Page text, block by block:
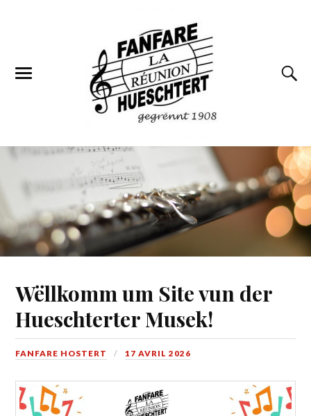
Wëllkomm um Site vun der
Hueschterter Musek!
FANFARE HOSTERT 17 AVRIL 2026